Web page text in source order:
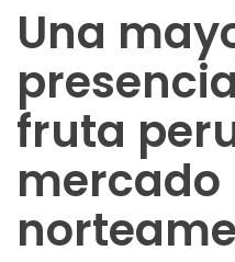
Una
fruta
mercado